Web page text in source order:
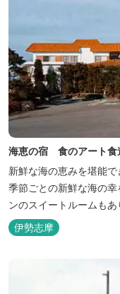
海恵の宿 食のアート食
新鮮な海の恵みを堪能で
季節ごとの新鮮な海の
ンのスイートルームもあ
伊勢志摩